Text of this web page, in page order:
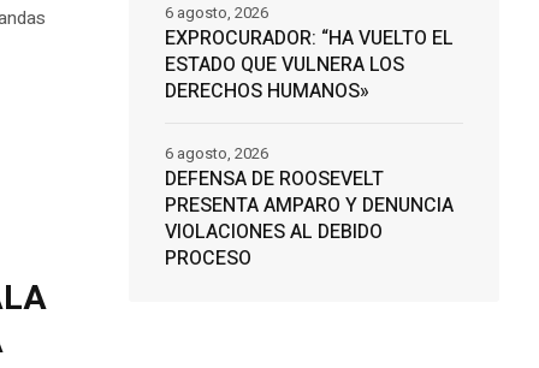
EXPROCURADOR: “HA VUELTO EL
ESTADO QUE VULNERA LOS
DERECHOS HUMANOS»
6 agosto, 2026
DEFENSA DE ROOSEVELT
PRESENTA AMPARO Y DENUNCIA
VIOLACIONES AL DEBIDO
PROCESO
6 agosto, 2026